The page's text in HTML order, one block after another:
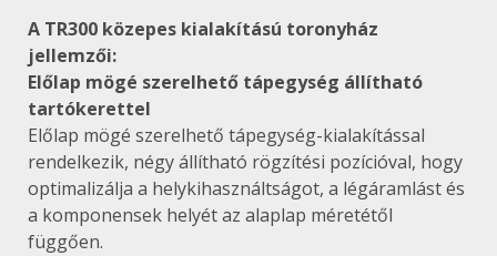
A TR300 közepes kialakítású toronyház
jellemzői:
Előlap mögé szerelhető tápegység állítható
tartókerettel
Előlap mögé szerelhető tápegység-kialakítással
rendelkezik, négy állítható rögzítési pozícióval, hogy
optimalizálja a helykihasználtságot, a légáramlást és
a komponensek helyét az alaplap méretétől
függően.